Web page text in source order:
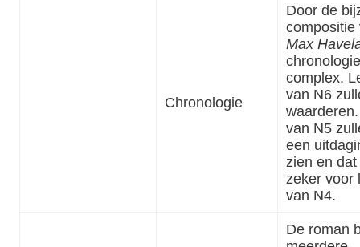
Chronologie
Door de
compositie
Max
chronologie
complex.
van N6
van N5
een
zien en
zeker voor
van N4.
De roman